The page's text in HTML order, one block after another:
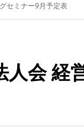
セミナー9月予定表
人会